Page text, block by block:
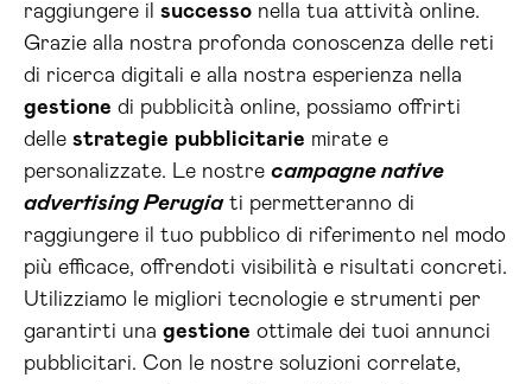
raggiungere il successo nella tua attività online.
Grazie alla nostra profonda conoscenza delle reti
di ricerca digitali e alla nostra esperienza nella
gestione di pubblicità online, possiamo offrirti
delle strategie pubblicitarie mirate e
personalizzate. Le nostre campagne native
advertising Perugiati permetteranno di
raggiungere il tuo pubblico di riferimento nel modo
più efficace, offrendoti visibilità e risultati concreti.
Utilizziamo le migliori tecnologie e strumenti per
garantirti una gestione ottimale dei tuoi annunci
pubblicitari. Con le nostre soluzioni correlate,